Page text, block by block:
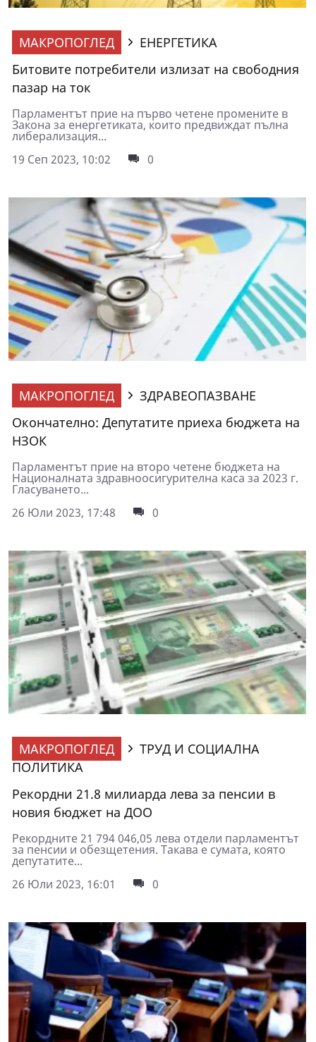
МАКРОПОГЛЕД
ЕНЕРГЕТИКА
Битовите потребители излизат на свободния
пазар на ток
Парламентът прие на първо четене промените в
Закона за енергетиката, които предвиждат пълна
либерализация...
19 Сеп 2023, 10:02
0
МАКРОПОГЛЕД
ЗДРАВЕОПАЗВАНЕ
Окончателно: Депутатите приеха бюджета на
НЗОК
Парламентът прие на второ четене бюджета на
Националната здравноосигурителна каса за 2023 г.
Гласуването...
26 Юли 2023, 17:48
0
МАКРОПОГЛЕД
ТРУД И СОЦИАЛНА
ПОЛИТИКА
Рекордни 21.8 милиарда лева за пенсии в
новия бюджет на ДОО
Рекордните 21 794 046,05 лева отдели парламентът
за пенсии и обезщетения. Такава е сумата, която
депутатите...
26 Юли 2023, 16:01
0